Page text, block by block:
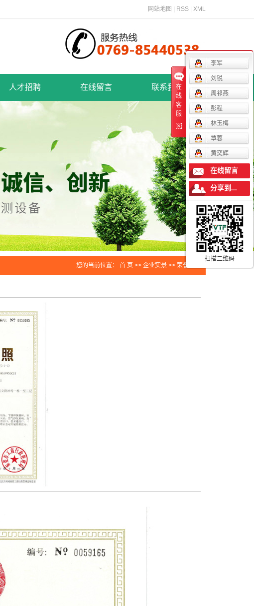
网站地图 RSS XML
人才招聘
人才招聘
在线留言 联系我们
联系我们
招商加盟
您的当前位置： 首 页 >> 企业实景 >> 荣誉资质
在
线
客
服
李军
刘锐
周祁燕
彭程
林玉梅
覃蓉
黄奕辉
在线留言
分享到...
扫描二维码